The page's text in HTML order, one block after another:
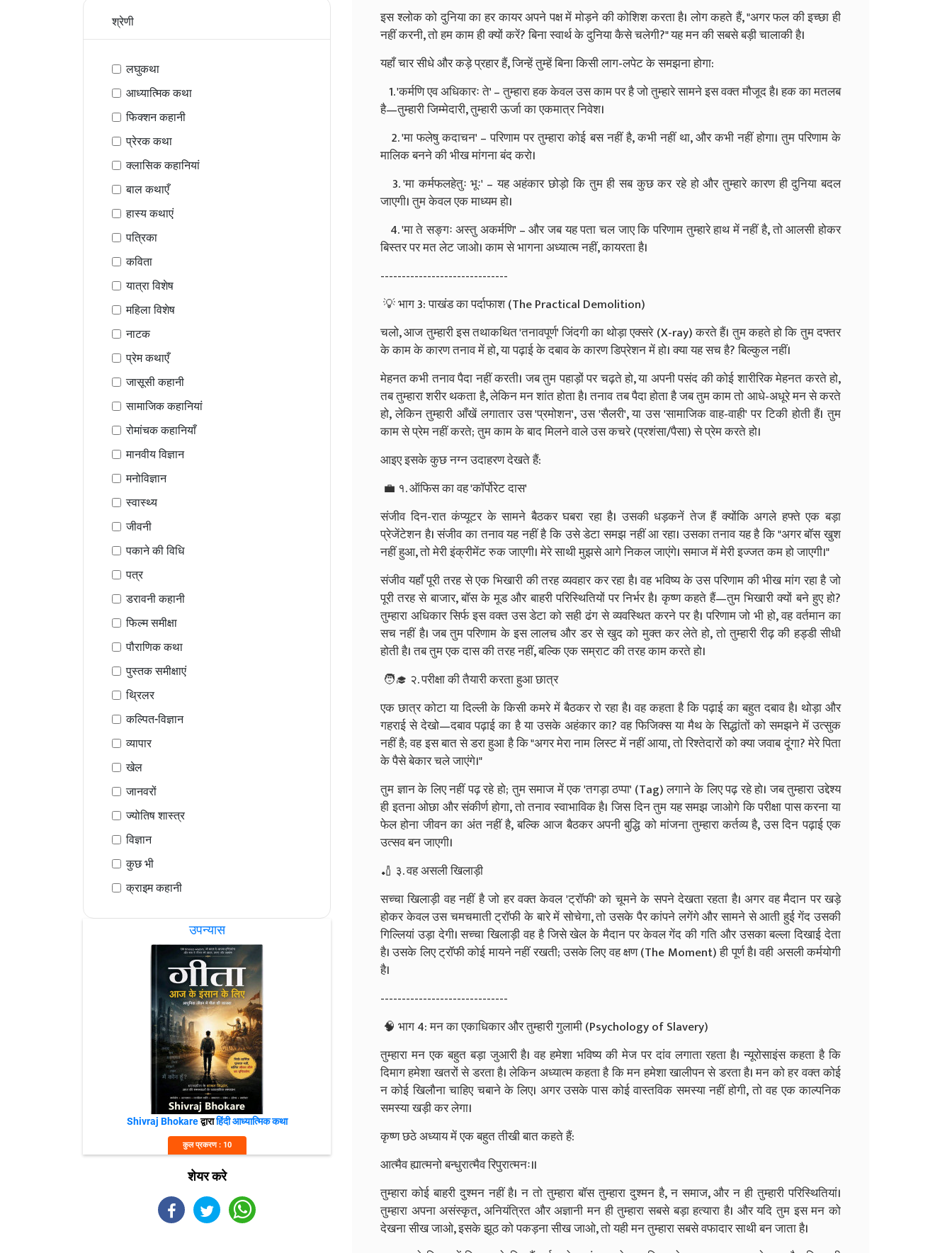
श्रेणी
लघुकथा
आध्यात्मिक कथा
फिक्शन कहानी
प्रेरक कथा
क्लासिक कहानियां
बाल कथाएँ
हास्य कथाएं
पत्रिका
कविता
यात्रा विशेष
महिला विशेष
नाटक
प्रेम कथाएँ
जासूसी कहानी
सामाजिक कहानियां
रोमांचक कहानियाँ
मानवीय विज्ञान
मनोविज्ञान
स्वास्थ्य
जीवनी
पकाने की विधि
पत्र
डरावनी कहानी
फिल्म समीक्षा
पौराणिक कथा
पुस्तक समीक्षाएं
थ्रिलर
कल्पित-विज्ञान
व्यापार
खेल
जानवरों
ज्योतिष शास्त्र
विज्ञान
कुछ भी
क्राइम कहानी
उपन्यास
Shivraj Bhokareद्वाराहिंदी आध्यात्मिक कथा
कुल प्रकरण : 10
शेयर करे
इस श्लोक को दुनिया का हर कायर अपने पक्ष में मोड़ने की कोशिश करता है। लोग कहते हैं, "अगर फल की इच्छा ही
नहीं करनी, तो हम काम ही क्यों करें? बिना स्वार्थ के दुनिया कैसे चलेगी?" यह मन की सबसे बड़ी चालाकी है।
यहाँ चार सीधे और कड़े प्रहार हैं, जिन्हें तुम्हें बिना किसी लाग-लपेट के समझना होगा:
1. 'कर्मणि एव अधिकारः ते' – तुम्हारा हक केवल उस काम पर है जो तुम्हारे सामने इस वक्त मौजूद है। हक का मतलब
है—तुम्हारी जिम्मेदारी, तुम्हारी ऊर्जा का एकमात्र निवेश।
2. 'मा फलेषु कदाचन' – परिणाम पर तुम्हारा कोई बस नहीं है, कभी नहीं था, और कभी नहीं होगा। तुम परिणाम के
मालिक बनने की भीख मांगना बंद करो।
3. 'मा कर्मफलहेतुः भूः' – यह अहंकार छोड़ो कि तुम ही सब कुछ कर रहे हो और तुम्हारे कारण ही दुनिया बदल
जाएगी। तुम केवल एक माध्यम हो।
4. 'मा ते सङ्गः अस्तु अकर्मणि' – और जब यह पता चल जाए कि परिणाम तुम्हारे हाथ में नहीं है, तो आलसी होकर
बिस्तर पर मत लेट जाओ। काम से भागना अध्यात्म नहीं, कायरता है।
------------------------------
💡 भाग 3: पाखंड का पर्दाफाश (The Practical Demolition)
चलो, आज तुम्हारी इस तथाकथित 'तनावपूर्ण' जिंदगी का थोड़ा एक्सरे (X-ray) करते हैं। तुम कहते हो कि तुम दफ्तर
के काम के कारण तनाव में हो, या पढ़ाई के दबाव के कारण डिप्रेशन में हो। क्या यह सच है? बिल्कुल नहीं।
मेहनत कभी तनाव पैदा नहीं करती। जब तुम पहाड़ों पर चढ़ते हो, या अपनी पसंद की कोई शारीरिक मेहनत करते हो,
तब तुम्हारा शरीर थकता है, लेकिन मन शांत होता है। तनाव तब पैदा होता है जब तुम काम तो आधे-अधूरे मन से करते
हो, लेकिन तुम्हारी आँखें लगातार उस 'प्रमोशन', उस 'सैलरी', या उस 'सामाजिक वाह-वाही' पर टिकी होती हैं। तुम
काम से प्रेम नहीं करते; तुम काम के बाद मिलने वाले उस कचरे (प्रशंसा/पैसा) से प्रेम करते हो।
आइए इसके कुछ नग्न उदाहरण देखते हैं:
💼 १. ऑफिस का वह 'कॉर्पोरेट दास'
संजीव दिन-रात कंप्यूटर के सामने बैठकर घबरा रहा है। उसकी धड़कनें तेज हैं क्योंकि अगले हफ्ते एक बड़ा
प्रेजेंटेशन है। संजीव का तनाव यह नहीं है कि उसे डेटा समझ नहीं आ रहा। उसका तनाव यह है कि "अगर बॉस खुश
नहीं हुआ, तो मेरी इंक्रीमेंट रुक जाएगी। मेरे साथी मुझसे आगे निकल जाएंगे। समाज में मेरी इज्जत कम हो जाएगी।"
संजीव यहाँ पूरी तरह से एक भिखारी की तरह व्यवहार कर रहा है। वह भविष्य के उस परिणाम की भीख मांग रहा है जो
पूरी तरह से बाजार, बॉस के मूड और बाहरी परिस्थितियों पर निर्भर है। कृष्ण कहते हैं—तुम भिखारी क्यों बने हुए हो?
तुम्हारा अधिकार सिर्फ इस वक्त उस डेटा को सही ढंग से व्यवस्थित करने पर है। परिणाम जो भी हो, वह वर्तमान का
सच नहीं है। जब तुम परिणाम के इस लालच और डर से खुद को मुक्त कर लेते हो, तो तुम्हारी रीढ़ की हड्डी सीधी
होती है। तब तुम एक दास की तरह नहीं, बल्कि एक सम्राट की तरह काम करते हो।
🧑‍🎓 २. परीक्षा की तैयारी करता हुआ छात्र
एक छात्र कोटा या दिल्ली के किसी कमरे में बैठकर रो रहा है। वह कहता है कि पढ़ाई का बहुत दबाव है। थोड़ा और
गहराई से देखो—दबाव पढ़ाई का है या उसके अहंकार का? वह फिजिक्स या मैथ के सिद्धांतों को समझने में उत्सुक
नहीं है; वह इस बात से डरा हुआ है कि "अगर मेरा नाम लिस्ट में नहीं आया, तो रिश्तेदारों को क्या जवाब दूंगा? मेरे पिता
के पैसे बेकार चले जाएंगे।"
तुम ज्ञान के लिए नहीं पढ़ रहे हो; तुम समाज में एक 'तगड़ा ठप्पा' (Tag) लगाने के लिए पढ़ रहे हो। जब तुम्हारा उद्देश्य
ही इतना ओछा और संकीर्ण होगा, तो तनाव स्वाभाविक है। जिस दिन तुम यह समझ जाओगे कि परीक्षा पास करना या
फेल होना जीवन का अंत नहीं है, बल्कि आज बैठकर अपनी बुद्धि को मांजना तुम्हारा कर्तव्य है, उस दिन पढ़ाई एक
उत्सव बन जाएगी।
🏏 ३. वह असली खिलाड़ी
सच्चा खिलाड़ी वह नहीं है जो हर वक्त केवल 'ट्रॉफी' को चूमने के सपने देखता रहता है। अगर वह मैदान पर खड़े
होकर केवल उस चमचमाती ट्रॉफी के बारे में सोचेगा, तो उसके पैर कांपने लगेंगे और सामने से आती हुई गेंद उसकी
गिल्लियां उड़ा देगी। सच्चा खिलाड़ी वह है जिसे खेल के मैदान पर केवल गेंद की गति और उसका बल्ला दिखाई देता
है। उसके लिए ट्रॉफी कोई मायने नहीं रखती; उसके लिए वह क्षण (The Moment) ही पूर्ण है। वही असली कर्मयोगी
है।
------------------------------
🧠 भाग 4: मन का एकाधिकार और तुम्हारी गुलामी (Psychology of Slavery)
तुम्हारा मन एक बहुत बड़ा जुआरी है। वह हमेशा भविष्य की मेज पर दांव लगाता रहता है। न्यूरोसाइंस कहता है कि
दिमाग हमेशा खतरों से डरता है। लेकिन अध्यात्म कहता है कि मन हमेशा खालीपन से डरता है। मन को हर वक्त कोई
न कोई खिलौना चाहिए चबाने के लिए। अगर उसके पास कोई वास्तविक समस्या नहीं होगी, तो वह एक काल्पनिक
समस्या खड़ी कर लेगा।
कृष्ण छठे अध्याय में एक बहुत तीखी बात कहते हैं:
आत्मैव ह्यात्मनो बन्धुरात्मैव रिपुरात्मनः॥
तुम्हारा कोई बाहरी दुश्मन नहीं है। न तो तुम्हारा बॉस तुम्हारा दुश्मन है, न समाज, और न ही तुम्हारी परिस्थितियां।
तुम्हारा अपना असंस्कृत, अनियंत्रित और अज्ञानी मन ही तुम्हारा सबसे बड़ा हत्यारा है। और यदि तुम इस मन को
देखना सीख जाओ, इसके झूठ को पकड़ना सीख जाओ, तो यही मन तुम्हारा सबसे वफादार साथी बन जाता है।